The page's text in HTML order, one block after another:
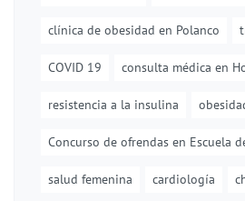
clínica de obesidad en Polanco
COVID 19 consulta médica en
resistencia a la insulina
Concurso de ofrendas en Escuela
salud femenina cardiología